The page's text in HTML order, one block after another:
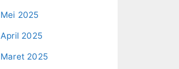
Mei 2025
April 2025
Maret 2025